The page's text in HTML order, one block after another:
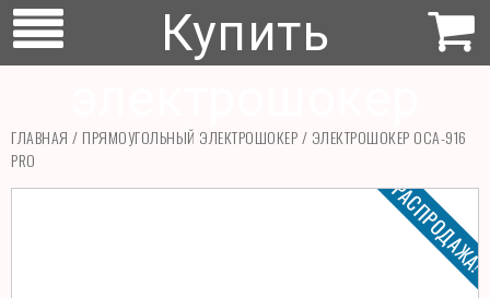
Купить
ГЛАВНАЯ / ПРЯМОУГОЛЬНЫЙ ЭЛЕКТРОШОКЕР/ ЭЛЕКТРОШОКЕР ОСА-916
PRO
РАСПРОДАЖА!